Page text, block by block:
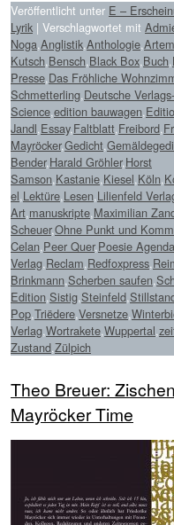
Veröffentlicht unter E –
Lyrik | Verschlagwortet mit
Noga,Anglistik,Anthologie,
Kutsch,Bensch,Black Box,Buch,
Presse,Das Fröhliche
Schmetterling,Deutsche
Science,edition bauwagen,
Jandl,Essay,Faltblatt,Freibord,
Mayröcker,Gedicht,
Bender,Harald Gröhler,Horst
Samson,Kastanie,Kiesel,Köln,
el,Lektüre,Lesen,Lilienfeld
Art,manuskripte,Maximilian
Scheuer,Ohne Punkt und
Celan,Peer Quer,Poesie Agenda
Verlag,Reclam,Redfoxpress,
Brinkmann,Scherben saufen,
Edition,Sistig,Steinfeld,
Pop,Triëdere,Versnetze,
Verlag,Wortrakete,Wuppertal,
Zustand,Zülpich
Theo Breuer:
Mayröcker Time